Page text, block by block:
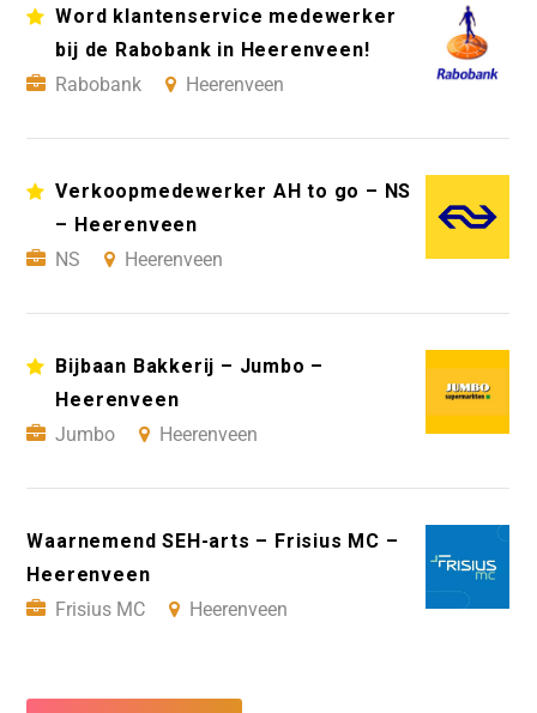
Word klantenservice medewerker
bij de Rabobank in Heerenveen!
Rabobank
Heerenveen
Verkoopmedewerker AH to go – NS
– Heerenveen
NS
Heerenveen
Bijbaan Bakkerij – Jumbo –
Heerenveen
Jumbo
Heerenveen
Waarnemend SEH-arts – Frisius MC –
Heerenveen
Frisius MC
Heerenveen